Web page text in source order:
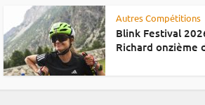
Autres Compétitions
Blink Festival
Richard onzième